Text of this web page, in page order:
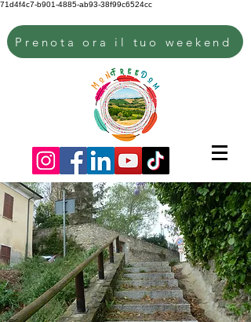
71d4f4c7-b901-4885-ab93-38f99c6524cc
Prenota ora il tuo weekend